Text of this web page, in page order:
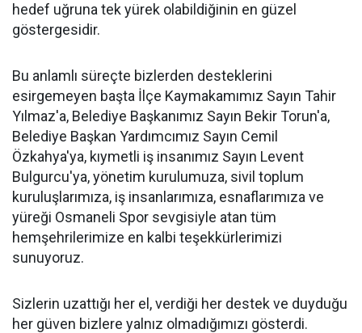
hedef uğruna tek yürek olabildiğinin en güzel
göstergesidir.
Bu anlamlı süreçte bizlerden desteklerini
esirgemeyen başta İlçe Kaymakamımız Sayın Tahir
Yılmaz'a, Belediye Başkanımız Sayın Bekir Torun'a,
Belediye Başkan Yardımcımız Sayın Cemil
Özkahya'ya, kıymetli iş insanımız Sayın Levent
Bulgurcu'ya, yönetim kurulumuza, sivil toplum
kuruluşlarımıza, iş insanlarımıza, esnaflarımıza ve
yüreği Osmaneli Spor sevgisiyle atan tüm
hemşehrilerimize en kalbi teşekkürlerimizi
sunuyoruz.
Sizlerin uzattığı her el, verdiği her destek ve duyduğu
her güven bizlere yalnız olmadığımızı gösterdi.